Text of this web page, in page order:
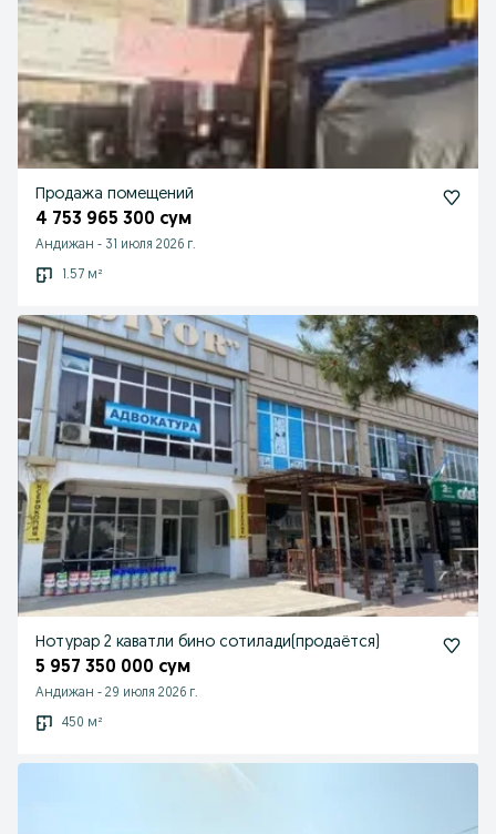
Продажа помещений
4 753 965 300 сум
Андижан - 31 июля 2026 г.
1.57 м²
Нотурар 2 каватли бино сотилади(продаётся)
5 957 350 000 сум
Андижан - 29 июля 2026 г.
450 м²